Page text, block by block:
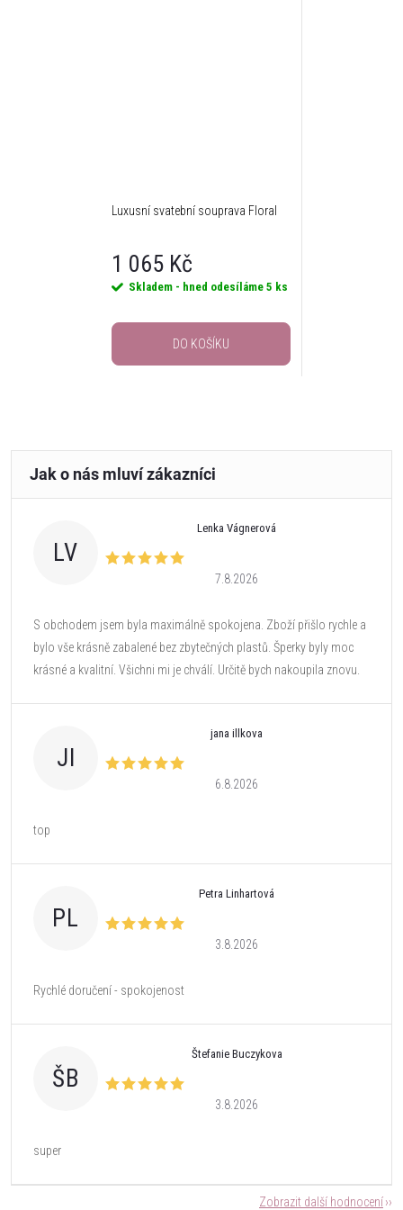
Luxusní svatební souprava Floral
1 065 Kč
Skladem - hned odesíláme 5 ks
DO KOŠÍKU
LV
Lenka Vágnerová
7.8.2026
S obchodem jsem byla maximálně spokojena. Zboží přišlo rychle a
bylo vše krásně zabalené bez zbytečných plastů. Šperky byly moc
krásné a kvalitní. Všichni mi je chválí. Určitě bych nakoupila znovu.
JI
jana illkova
6.8.2026
top
PL
Petra Linhartová
3.8.2026
Rychlé doručení - spokojenost
ŠB
Štefanie Buczykova
3.8.2026
super
Zobrazit další hodnocení